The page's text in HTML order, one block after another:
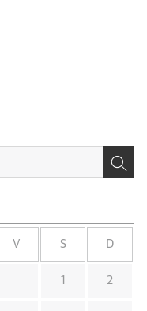
V S D
1 2